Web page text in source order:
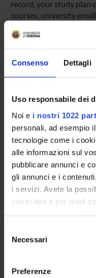
Consenso Dettagli
Uso responsabile dei
Noi e i nostri 1022
personali, ad esempio
tecnologie come i
alle informazioni sul
pubblicare annunci e
gli annunci e i
i servizi. Avete la
vostri dati e per quali
privacy sono
modificare o revocare
momento dalla
delNecessari
Preferenze
record, your study plan
courses, university
administrative
with your GIA login
to receive notification
and your secretariat via
Overview
Enrolment
Degree Programme
Courses
Notices
Governing bodies